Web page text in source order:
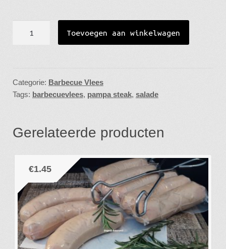
Week Reclame
Openingstijden
Toevoegen aan winkelwagen
Categorie: Barbecue Vlees
Tags: barbecuevlees, pampa steak, salade
Gerelateerde producten
€1.45